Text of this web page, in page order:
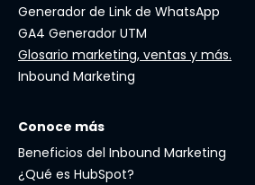
Generador de Link de WhatsApp
GA4 Generador UTM
Glosario marketing, ventas y más.
Inbound Marketing
Conoce más
Beneficios del Inbound Marketing
¿Qué es HubSpot?